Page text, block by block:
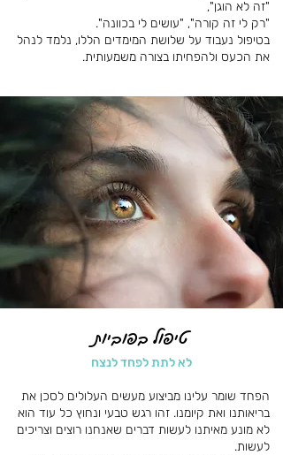
"זה לא הוגן",
"רק לי זה קורה", "עושים לי בכוונה".
בטיפול נעבוד על שלושת המימדים הללו, נלמד לנהל
את הכעס ולהפחיתו בצורה משמעותית.
טיפול בפוביות
לא לתת לפחד לנצח
הפחד שומר עלינו מביצוע מעשים העלולים לסכן את
בריאותנו ואת קיומנו. זהו רגש טבעי ונחוץ כל עוד הוא
לא מונע מאיתנו לעשות דברים שאנחנו רוצים וצריכים
לעשות.